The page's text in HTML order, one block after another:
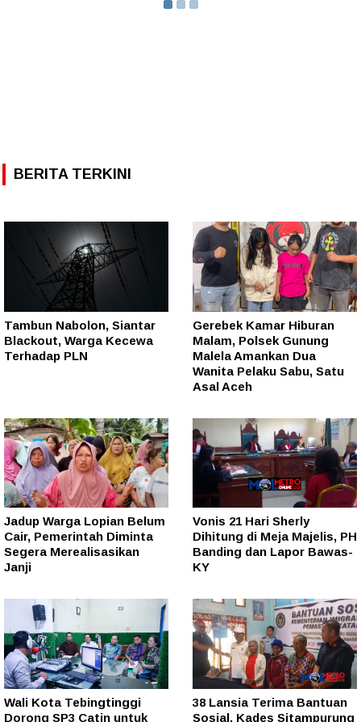
BERITA TERKINI
Tambun Nabolon, Siantar
Blackout, Warga Kecewa
Terhadap PLN
Gerebek Kamar Hiburan
Malam, Polsek Gunung
Malela Amankan Dua
Wanita Pelaku Sabu, Satu
Asal Aceh
Jadup Warga Lopian Belum
Cair, Pemerintah Diminta
Segera Merealisasikan
Janji
Vonis 21 Hari Sherly
Dihitung di Meja Majelis, PH
Banding dan Lapor Bawas-
KY
Wali Kota Tebingtinggi
Dorong SP3 Catin untuk
38 Lansia Terima Bantuan
Sosial, Kades Sitampurung